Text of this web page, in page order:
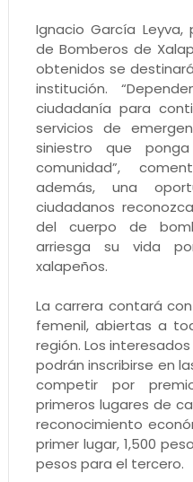
Ignacio García
de Bomberos de
obtenidos se
institución.
ciudadanía para
servicios de
siniestro que
comunidad”,
además, una
ciudadanos
del cuerpo de
arriesga su vida
xalapeños.
La carrera contará
femenil, abiertas a
región. Los
podrán inscribirse en
competir por
primeros lugares de
reconocimiento
primer lugar, 1,500
pesos para el tercero.